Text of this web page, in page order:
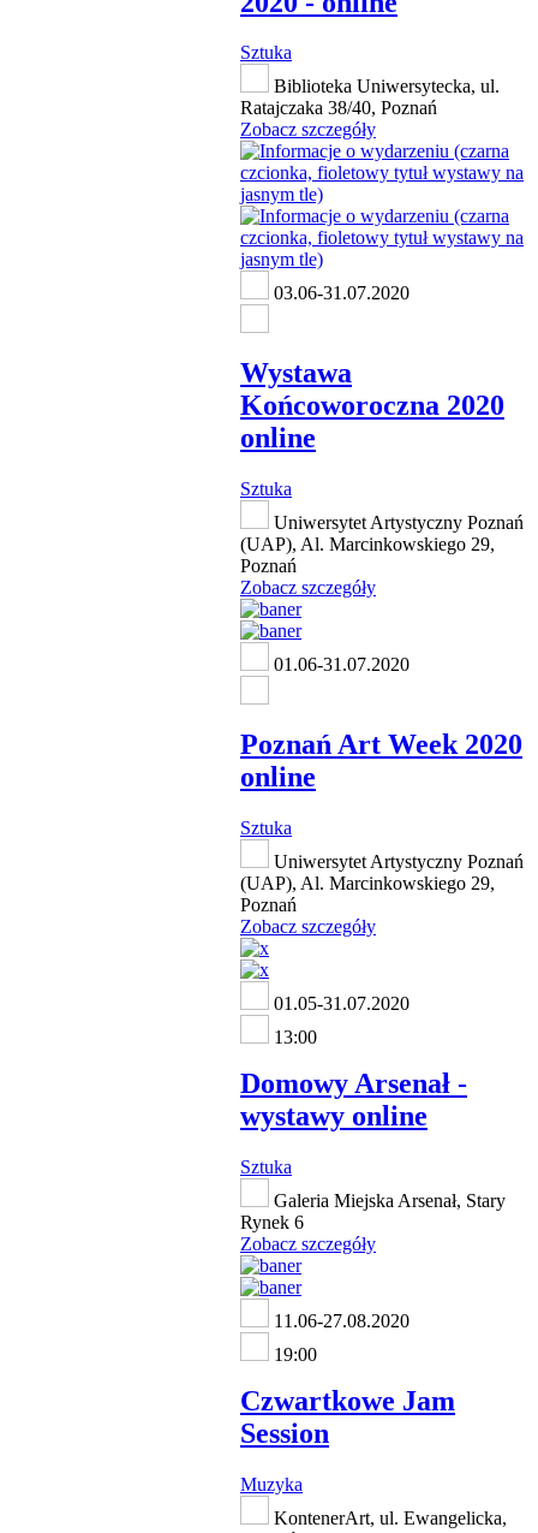
Sztuka
Biblioteka Uniwersytecka, ul.
Ratajczaka 38/40, Poznań
Zobacz szczegóły
03.06-31.07.2020
Wystawa
Końcoworoczna 2020
online
Sztuka
Uniwersytet Artystyczny Poznań
(UAP), Al. Marcinkowskiego 29,
Poznań
Zobacz szczegóły
01.06-31.07.2020
Poznań Art Week 2020
online
Sztuka
Uniwersytet Artystyczny Poznań
(UAP), Al. Marcinkowskiego 29,
Poznań
Zobacz szczegóły
01.05-31.07.2020
13:00
Domowy Arsenał -
wystawy online
Sztuka
Galeria Miejska Arsenał, Stary
Rynek 6
Zobacz szczegóły
11.06-27.08.2020
19:00
Czwartkowe Jam
Session
Muzyka
KontenerArt, ul. Ewangelicka,